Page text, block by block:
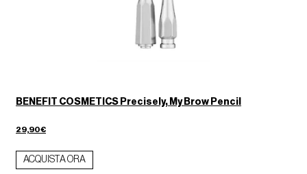
BENEFIT COSMETICS Precisely, My Brow Pencil
29,90€
ACQUISTA ORA